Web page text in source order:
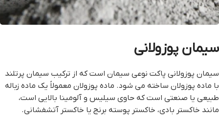
سیمان پوزولانی
سیمان پوزولانی پاکت نوعی سیمان است که از ترکیب سیمان پرتلند
با ماده پوزولان ساخته می شود. ماده پوزولان معمولاً یک ماده زباله
طبیعی یا صنعتی است که حاوی سیلیس و آلومینا بالایی است،
مانند خاکستر بادی، خاکستر پوسته برنج یا خاکستر آتشفشانی.